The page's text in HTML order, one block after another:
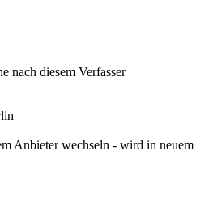
nach diesem Verfasser
Anbieter wechseln - wird in neuem